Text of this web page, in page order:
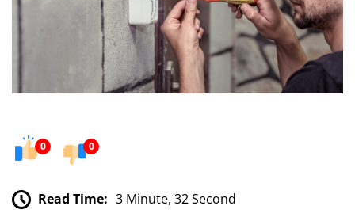
0 0
Read Time: 3 Minute, 32 Second